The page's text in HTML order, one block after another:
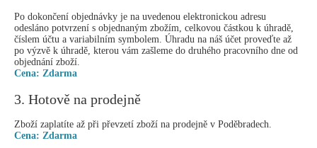
Po dokončení objednávky je na uvedenou elektronickou adresu
odesláno potvrzení s objednaným zbožím, celkovou částkou k úhradě,
číslem účtu a variabilním symbolem. Úhradu na náš účet proveďte až
po výzvě k úhradě, kterou vám zašleme do druhého pracovního dne od
objednání zboží.
Cena: Zdarma
3. Hotově na prodejně
Zboží zaplatíte až při převzetí zboží na prodejně v Poděbradech.
Cena: Zdarma